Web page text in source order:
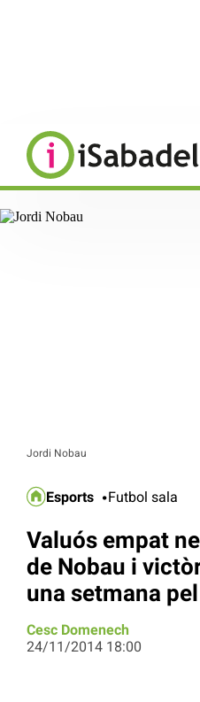
Jordi Nobau
Esports Futbol sala
Valuós empat
de Nobau i
una setmana
Cesc Domenech
24/11/2014 18:00